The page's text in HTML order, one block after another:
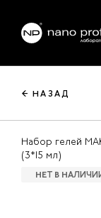
← НАЗАД
Набор гелей
(3*15 мл)
НЕТ В